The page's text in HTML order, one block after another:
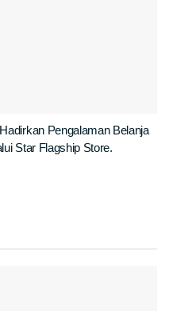
Pengalaman Belanja
Star Flagship Store.